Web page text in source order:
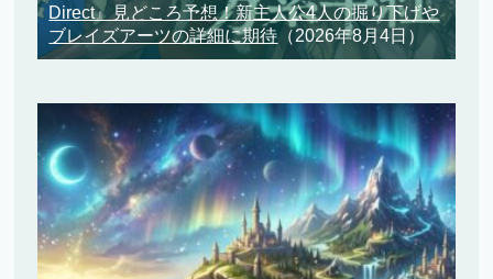
Direct』見どころ予想！新主人公4人の掘り下げや
ブレイズアーツの詳細に期待 （2026年8月4日）